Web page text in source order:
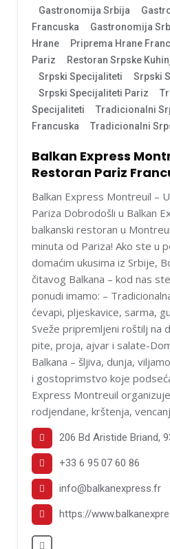
Gastronomija Srbija
Francuska
Gastronomija
Hrane
Priprema Hrane
Pariz
Restoran Srpske
Srpski Specijaliteti
Srpski
Srpski Specijaliteti Pariz
Specijaliteti
Tradicionalni
Francuska
Tradicionalni
Balkan Express
Restoran Pariz
Balkan Express Montreuil –
Pariza Dobrodošli u Balkan
balkanski restoran u
minuta od Pariza! Ako ste u
domaćim ukusima iz Srbije,
čitavog Balkana – kod nas
ponudi imamo: –
ćevapi, pljeskavice, sarma,
Sveže pripremljeni roštilj na
pite, proja, ajvar i salate-
Balkana – šljiva, dunja,
i gostoprimstvo koje
Express Montreuil
rodjendane, krštenja,
206 Bd Aristide Briand,
+33 6 95 07 60 86
info@balkanexpress.fr
https://